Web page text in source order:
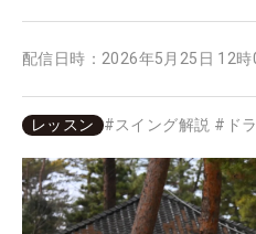
配信日時： 2026年5月25日 12時
レッスン #スイング解説 # ド